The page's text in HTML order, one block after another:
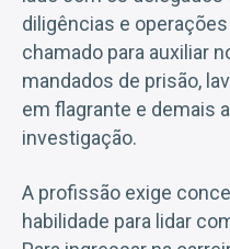
diligências e
chamado para auxiliar
mandados de prisão,
em flagrante e demais
investigação.
A profissão exige
habilidade para lidar